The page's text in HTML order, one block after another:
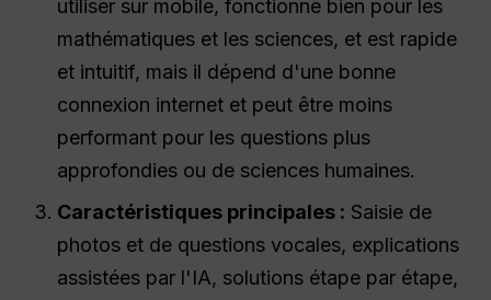
utiliser sur mobile, fonctionne bien pour les
mathématiques et les sciences, et est rapide
et intuitif, mais il dépend d'une bonne
connexion internet et peut être moins
performant pour les questions plus
approfondies ou de sciences humaines.
Caractéristiques principales : Saisie de
photos et de questions vocales, explications
assistées par l'IA, solutions étape par étape,